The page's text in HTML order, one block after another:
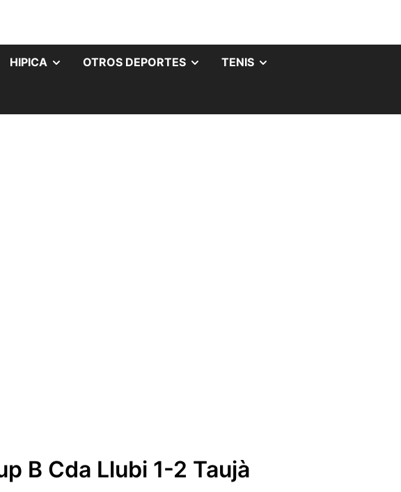
HIPICA OTROS DEPORTES TENIS
B Cda Llubi 1-2 Taujà